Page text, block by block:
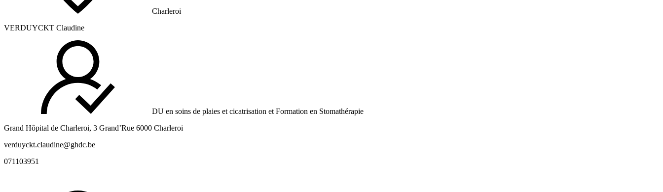
Charleroi
VERDUYCKT Claudine
DU en soins de plaies et cicatrisation et Formation en Stomathérapie
Grand Hôpital de Charleroi, 3 Grand’Rue 6000 Charleroi
verduyckt.claudine@ghdc.be
071103951